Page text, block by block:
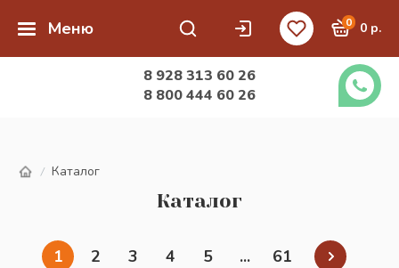
Меню 0 0 р.
8 928 313 60 26
8 800 444 60 26
/ Каталог
Каталог
1 2 3 4 5 ... 61